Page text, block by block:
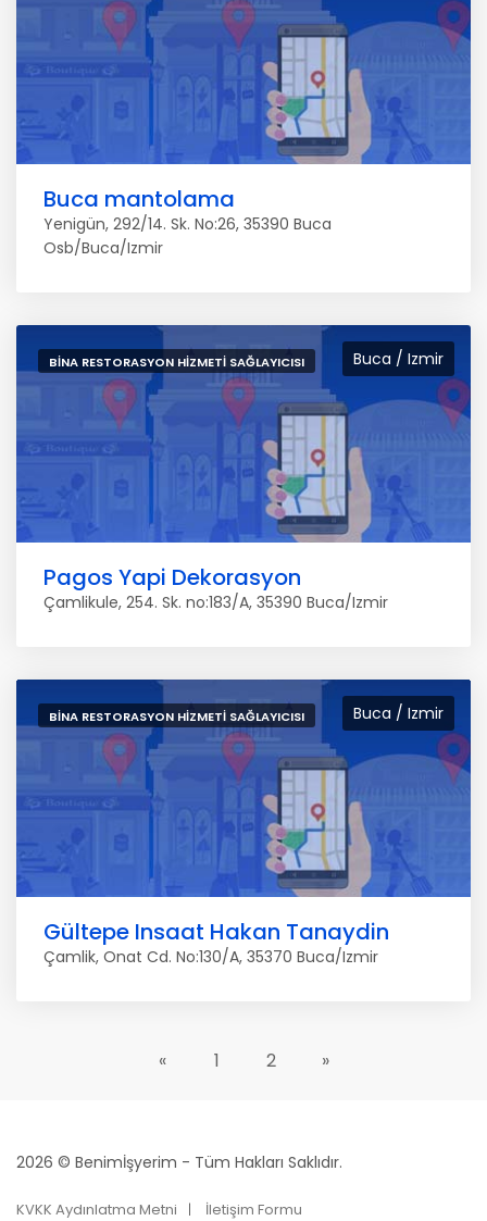
Buca mantolama
Yenigün, 292/14. Sk. No:26, 35390 Buca
Osb/Buca/Izmir
Buca / Izmir
BINA RESTORASYON HIZMETI SAĞLAYICISI
Pagos Yapi Dekorasyon
Çamlikule, 254. Sk. no:183/A, 35390 Buca/Izmir
Buca / Izmir
BINA RESTORASYON HIZMETI SAĞLAYICISI
Gültepe Insaat Hakan Tanaydin
Çamlik, Onat Cd. No:130/A, 35370 Buca/Izmir
« 1 2 »
2026 © Benimİşyerim - Tüm Hakları Saklıdır.
KVKK Aydınlatma Metni İletişim Formu